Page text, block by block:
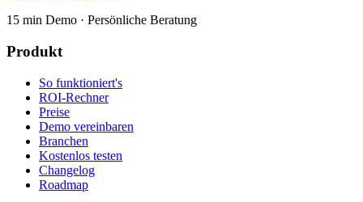
15 min Demo · Persönliche Beratung
Produkt
So funktioniert's
ROI-Rechner
Preise
Demo vereinbaren
Branchen
Kostenlos testen
Changelog
Roadmap